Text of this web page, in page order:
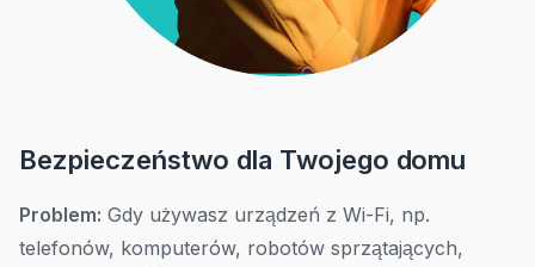
Bezpieczeństwo dla Twojego domu
Problem: Gdy używasz urządzeń z Wi-Fi, np.
telefonów, komputerów, robotów sprzątających,